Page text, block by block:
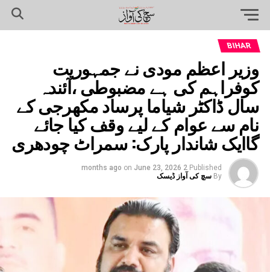
BIHAR
وزیر اعظم مودی نے جمہوریت
کوفراہم کی ہے مضبوطی ،آئندہ
سال ڈاکٹر شیاما پرساد مکھرجی کے
نام سے عوام کے لیے وقف کیا جائے
گاایک شاندار پارک: سمراٹ چودھری
Published
2 months ago
on June 23, 2026
By سچ کی آواز ڈیسک